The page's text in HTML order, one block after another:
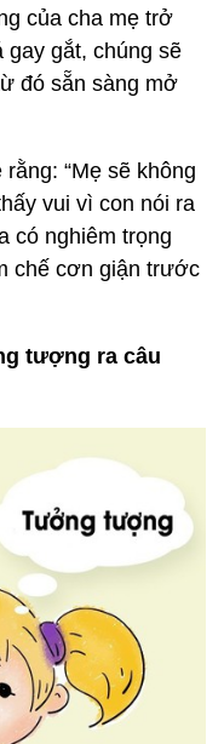
của cha mẹ trở
gay gắt, chúng sẽ
đó sẵn sàng mở
“Mẹ sẽ không
vui vì con nói ra
có nghiêm trọng
chế cơn giận trước
tượng ra câu